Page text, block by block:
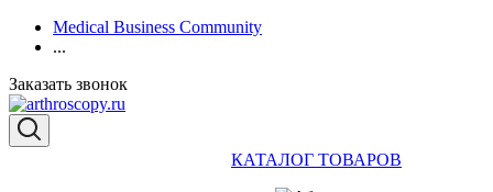
Medical Business Community
...
Заказать звонок
КАТАЛОГ ТОВАРОВ